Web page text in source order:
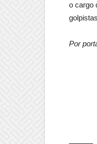
o cargo
Por